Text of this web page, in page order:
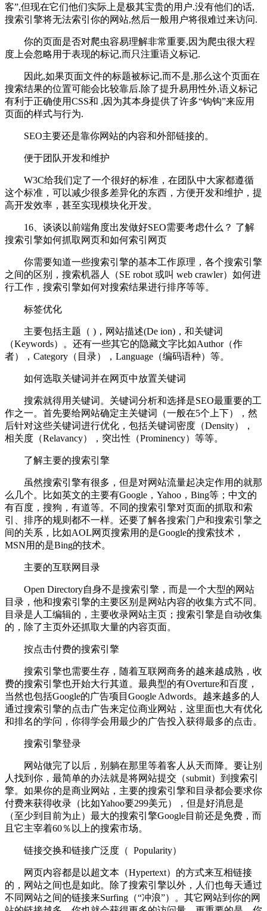
客”,但现在它们他们实际上是极其宝贵的用户.没有他们的话,
搜索引擎将无法索引你的网站,然后一般用户将很难过来访问.
你的页面是否对爬虫容易理解非常重要,因为爬虫很大程
度上会忽略用于表现的标记,而只注重语义标记.
因此,如果页面文件的标题被标记,而不是,那么这个页面在
搜索结果的位置可能会比较靠后.除了提升易用性外,语义标记
有利于正确使用CSS和 ,因为其本身提供了许多“钩钩”来应用
页面的样式与行为.
SEO主要还是靠你网站的内容和外部链接的。
便于团队开发和维护
W3C给我们定了一个很好的标准，在团队中大家都遵循
这个标准，可以减少很多差异化的东西，方便开发和维护，提
高开发效率，甚至实现模块化开发。
16、谈谈以前端角度出发做好SEO需要考虑什么？ 了解
搜索引擎如何抓取网页和如何索引网页
你需要知道一些搜索引擎的基本工作原理，各个搜索引擎
之间的区别，搜索机器人（SE robot 或叫 web crawler）如何进
行工作，搜索引擎如何对搜索结果进行排序等等。
标签优化
主要包括主题（ )，网站描述(De ion)，和关键词
（Keywords）。还有一些其它的隐藏文字比如Author（作
者），Category（目录），Language（编码语种）等。
如何选取关键词并在网页中放置关键词
搜索就得用关键词。关键词分析和选择是SEO最重要的工
作之一。首先要给网站确定主关键词（一般在5个上下），然
后针对这些关键词进行优化，包括关键词密度（Density），
相关度（Relavancy），突出性（Prominency）等等。
了解主要的搜索引擎
虽然搜索引擎有很多，但是对网站流量起决定作用的就那
么几个。比如英文的主要有Google，Yahoo，Bing等；中文的
有百度，搜狗，有道等。不同的搜索引擎对页面的抓取和索
引、排序的规则都不一样。还要了解各搜索门户和搜索引擎之
间的关系，比如AOL网页搜索用的是Google的搜索技术，
MSN用的是Bing的技术。
主要的互联网目录
Open Directory自身不是搜索引擎，而是一个大型的网站
目录，他和搜索引擎的主要区别是网站内容的收集方式不同。
目录是人工编辑的，主要收录网站主页；搜索引擎是自动收集
的，除了主页外还抓取大量的内容页面。
按点击付费的搜索引擎
搜索引擎也需要生存，随着互联网商务的越来越成熟，收
费的搜索引擎也开始大行其道。最典型的有Overture和百度，
当然也包括Google的广告项目Google Adwords。越来越多的人
通过搜索引擎的点击广告来定位商业网站，这里面也大有优化
和排名的学问，你得学会用最少的广告投入获得最多的点击。
搜索引擎登录
网站做完了以后，别躺在那里等着客人从天而降。要让别
人找到你，最简单的办法就是将网站提交（submit）到搜索引
擎。如果你的是商业网站，主要的搜索引擎和目录都会要求你
付费来获得收录（比如Yahoo要299美元），但是好消息是
（至少到目前为止）最大的搜索引擎Google目前还是免费，而
且它主宰着60％以上的搜索市场。
链接交换和链接广泛度（ Popularity）
网页内容都是以超文本（Hypertext）的方式来互相链接
的，网站之间也是如此。除了搜索引擎以外，人们也每天通过
不同网站之间的链接来Surfing（“冲浪”）。其它网站到你的网